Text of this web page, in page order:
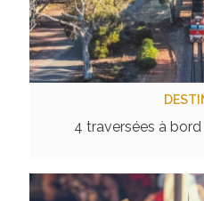
4 traversées à